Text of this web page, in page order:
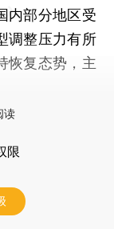
内部分地区受
调整压力有所
恢复态势，主
读
限